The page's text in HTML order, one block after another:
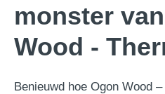
monster
Wood -
Benieuwd hoe Ogon Wood